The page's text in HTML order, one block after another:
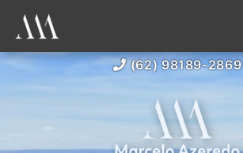
(62) 98189-2869